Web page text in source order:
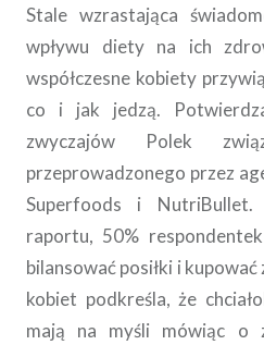
Stale wzrastająca
wpływu diety na ich
współczesne kobiety
co i jak jedzą.
zwyczajów Polek
przeprowadzonego przez
Superfoods i
raportu, 50%
bilansować posiłki i
kobiet podkreśla, że
mają na myśli mówiąc o